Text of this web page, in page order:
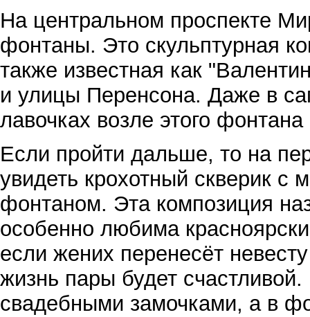
На центральном проспекте
фонтаны. Это скульптурная
также известная как
и улицы Перенсона. Даже в
лавочках возле этого
Если пройти дальше, то на
увидеть крохотный скверик с
фонтаном. Эта композиция
особенно любима
если жених перенесёт
жизнь пары будет
свадебными замочками, а в